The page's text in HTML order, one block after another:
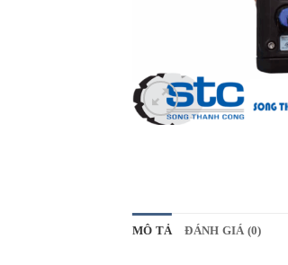
MÔ TẢ ĐÁNH GIÁ (0)